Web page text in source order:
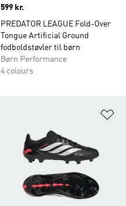
Price
599 kr.
PREDATOR LEAGUE Fold-Over
Tongue Artificial Ground
fodboldstøvler til børn
Børn Performance
4 colours